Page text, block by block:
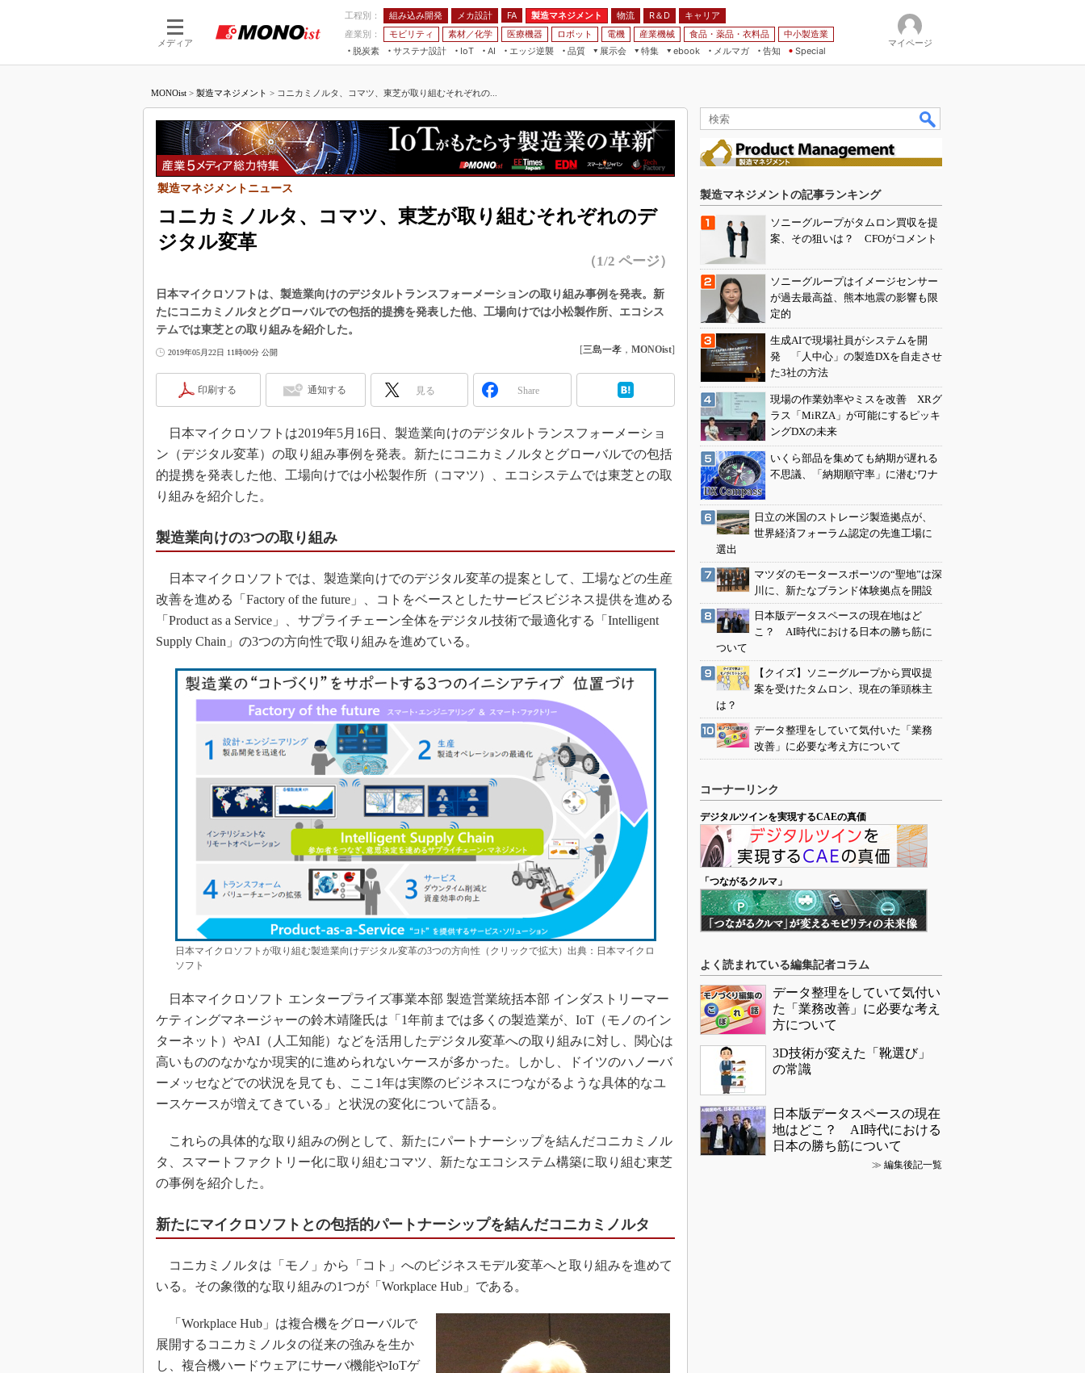
メディア
工程別： 組み込み開発 メカ設計 FA 製造マネジメント 物流 R＆D
キャリア
産業別：
モビリティ 素材／化学 医療機器 ロボット 電機 産業機械 食品・薬品・衣料品
中小製造業
脱炭素
サステナ設計
IoT
つながる工場
つながるサービス
AI
AI×設備保全
Physical AI
エッジ逆襲 品質
展示会
JIMTOF
組込み/エッジ コンピューティング
展＆IoT/5Gソリューション展
IIFES
国際ロボット展
ジャパンモビリティショー
TECHNO-FRONTIER
EdgeTech+
産業オープンネット展
特集
つながるクルマ
5G
VR／AR
フィールドサービス
組み込み画像技術
車載ソフト開発
ISO26262
デジタルツインとCAE
インダストリー4.0
海外生産
グローバル設計・開発
新型コロナへの対応
ebook
製造マネジメント
FA
モビリティ
メルマガ
告知 Special
マイページ
MONOist > 製造マネジメント > コニカミノルタ、コマツ、東芝が取り組むそれぞれの...
コニカミノルタ、コマツ、東芝が取り組むそれぞれのデ
ジタル変革
製造マネジメントニュース
（1/2 ページ）
日本マイクロソフトは、製造業向けのデジタルトランスフォーメーションの取り組み事例を発表。新
たにコニカミノルタとグローバルでの包括的提携を発表した他、工場向けでは小松製作所、エコシス
テムでは東芝との取り組みを紹介した。
2019年05月22日 11時00分 公開 [三島一孝 ， MONOist]
印刷する 通知する 見る Share
日本マイクロソフトは2019年5月16日、製造業向けのデジタルトランスフォーメーショ
ン（デジタル変革）の取り組み事例を発表。新たにコニカミノルタとグローバルでの包括
的提携を発表した他、工場向けでは小松製作所（コマツ）、エコシステムでは東芝との取
り組みを紹介した。
製造業向けの3つの取り組み
日本マイクロソフトでは、製造業向けでのデジタル変革の提案として、工場などの生産
改善を進める「Factory of the future」、コトをベースとしたサービスビジネス提供を進める
「Product as a Service」、サプライチェーン全体をデジタル技術で最適化する「Intelligent
Supply Chain」の3つの方向性で取り組みを進めている。
日本マイクロソフトが取り組む製造業向けデジタル変革の3つの方向性（クリックで拡大）出典：日本マイクロ
ソフト
日本マイクロソフト エンタープライズ事業本部 製造営業統括本部 インダストリーマー
ケティングマネージャーの鈴木靖隆氏は「1年前までは多くの製造業が、IoT（モノのイン
ターネット）やAI（人工知能）などを活用したデジタル変革への取り組みに対し、関心は
高いもののなかなか現実的に進められないケースが多かった。しかし、ドイツのハノーバ
ーメッセなどでの状況を見ても、ここ1年は実際のビジネスにつながるような具体的なユ
ースケースが増えてきている」と状況の変化について語る。
これらの具体的な取り組みの例として、新たにパートナーシップを結んだコニカミノル
タ、スマートファクトリー化に取り組むコマツ、新たなエコシステム構築に取り組む東芝
の事例を紹介した。
新たにマイクロソフトとの包括的パートナーシップを結んだコニカミノルタ
コニカミノルタは「モノ」から「コト」へのビジネスモデル変革へと取り組みを進めて
いる。その象徴的な取り組みの1つが「Workplace Hub」である。
「Workplace Hub」は複合機をグローバルで
展開するコニカミノルタの従来の強みを生か
し、複合機ハードウェアにサーバ機能やIoTゲ
製造マネジメントの記事ランキング
ソニーグループがタムロン買収を提
案、その狙いは？ CFOがコメント
ソニーグループはイメージセンサー
が過去最高益、熊本地震の影響も限
定的
生成AIで現場社員がシステムを開
発 「人中心」の製造DXを自走させ
た3社の方法
現場の作業効率やミスを改善 XRグ
ラス「MiRZA」が可能にするピッキ
ングDXの未来
いくら部品を集めても納期が遅れる
不思議、「納期順守率」に潜むワナ
日立の米国のストレージ製造拠点が、
世界経済フォーラム認定の先進工場に
選出
マツダのモータースポーツの“聖地”は深
川に、新たなブランド体験拠点を開設
日本版データスペースの現在地はど
こ？ AI時代における日本の勝ち筋に
ついて
【クイズ】ソニーグループから買収提
案を受けたタムロン、現在の筆頭株主
は？
データ整理をしていて気付いた「業務
改善」に必要な考え方について
コーナーリンク
デジタルツインを実現するCAEの真価
「つながるクルマ」
よく読まれている編集記者コラム
データ整理をしていて気付い
た「業務改善」に必要な考え
方について
3D技術が変えた「靴選び」
の常識
日本版データスペースの現在
地はどこ？ AI時代における
日本の勝ち筋について
≫ 編集後記一覧